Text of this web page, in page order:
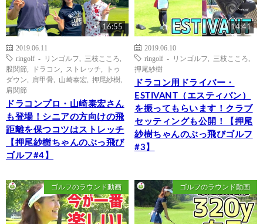
16:55
2019.06.11
ringolf - リンゴルフ
三枝こころ
股関節
ドラコン ストレッチ
トゥ
ダウン
肩甲骨 山崎泰宏 押尾紗樹
肩関節
ドラコンプロ・山崎泰宏さん
も登場！シニアの方向けの飛
距離を保つコツはストレッチ
【押尾紗樹ちゃんのぶっ飛び
ゴルフ#4】
14:41
2019.06.10
ringolf - リンゴルフ
三枝こころ
押尾紗樹
ドラコン用ドライバー・
ESTIVANT（エスティバン）
を振ってもらいます！クラブ
セッティングも公開！【押尾
紗樹ちゃんのぶっ飛びゴルフ
#3】
ゴルフのラウンド動画 ゴルフのラウンド動画